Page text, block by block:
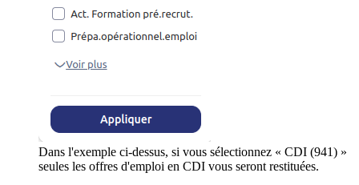
Dans l'exemple ci-dessus, si vous sélectionnez « CDI (941) »
seules les offres d'emploi en CDI vous seront restituées.